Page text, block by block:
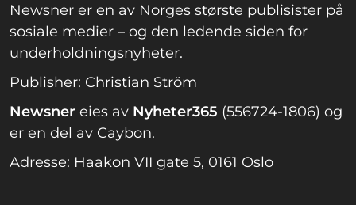
Newsner er en av Norges største publisister på
sosiale medier – og den ledende siden for
underholdningsnyheter.
Publisher: Christian Ström
Newsner eies av Nyheter365 (556724-1806) og
er en del av Caybon.
Adresse: Haakon VII gate 5, 0161 Oslo